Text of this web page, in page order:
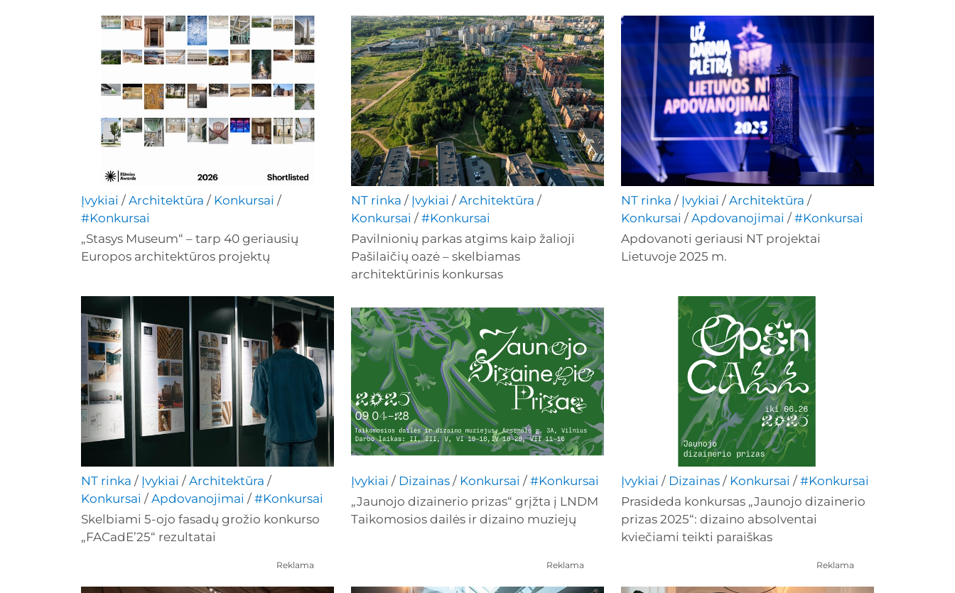
Įvykiai / Architektūra / Konkursai /
#Konkursai
„Stasys Museum“ – tarp 40 geriausių
Europos architektūros projektų
NT rinka / Įvykiai / Architektūra /
Konkursai / #Konkursai
Pavilnionių parkas atgims kaip žalioji
Pašilaičių oazė – skelbiamas
architektūrinis konkursas
NT rinka / Įvykiai / Architektūra /
Konkursai / Apdovanojimai / #Konkursai
Apdovanoti geriausi NT projektai
Lietuvoje 2025 m.
NT rinka / Įvykiai / Architektūra /
Konkursai / Apdovanojimai / #Konkursai
Skelbiami 5-ojo fasadų grožio konkurso
„FACadE’25“ rezultatai
Įvykiai / Dizainas / Konkursai / #Konkursai
„Jaunojo dizainerio prizas“ grįžta į LNDM
Taikomosios dailės ir dizaino muziejų
Įvykiai / Dizainas / Konkursai / #Konkursai
Prasideda konkursas „Jaunojo dizainerio
prizas 2025“: dizaino absolventai
kviečiami teikti paraiškas
Reklama Reklama Reklama